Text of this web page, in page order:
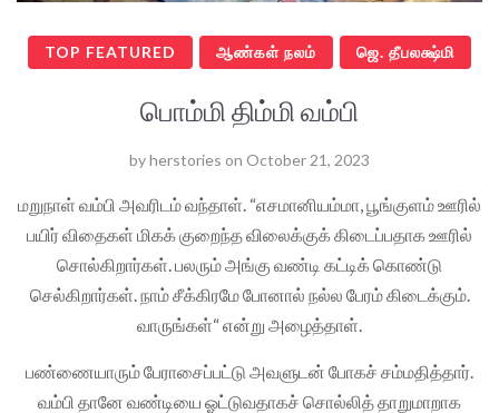
TOP FEATURED ஆண்கள் நலம் ஜெ. தீபலக்ஷ்மி
பொம்மி திம்மி வம்பி
byherstories on October 21, 2023
மறுநாள் வம்பி அவரிடம் வந்தாள். “எசமானியம்மா, பூங்குளம் ஊரில்
பயிர் விதைகள் மிகக் குறைந்த விலைக்குக் கிடைப்பதாக ஊரில்
சொல்கிறார்கள். பலரும் அங்கு வண்டி கட்டிக் கொண்டு
செல்கிறார்கள். நாம் சீக்கிரமே போனால் நல்ல பேரம் கிடைக்கும்.
வாருங்கள்“ என்று அழைத்தாள்.
பண்ணையாரும் பேராசைப்பட்டு அவளுடன் போகச் சம்மதித்தார்.
வம்பி தானே வண்டியை ஓட்டுவதாகச் சொல்லித் தாறுமாறாக